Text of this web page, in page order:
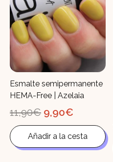
Esmalte semipermanente
HEMA-Free | Azelaia
11,90€ El
precio
original
era:
11,90€.
9,90€
actual
es:
9,90€.
Añadir a la cesta